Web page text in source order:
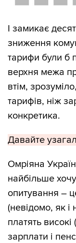
І замикає
зниження
тарифи були б
верхня межа
втім,
тарифів, ніж
конкретика.
Давайте
Омріяна
найбільше
опитування –
(невідомо, як
платять високі
зарплати і